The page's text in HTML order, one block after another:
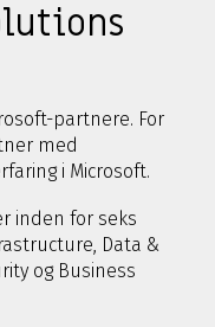
partnere. For
med
i Microsoft.
inden for seks
Data &
og Business